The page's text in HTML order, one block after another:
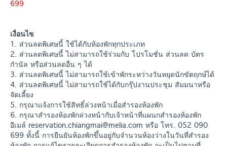
699
เงื่อนไข
1. ส่วนลดพิเศษนี้ ใช้ได้กับห้องพักทุกประเภท
2. ส่วนลดพิเศษนี้ ไม่สามารถใช้ร่วมกับ โปรโมชั่น ส่วนลด บัตร
กำนัล หรือส่วนลดอื่น ๆ ได้
3. ส่วนลดพิเศษนี้ ไม่สามารถใช้เข้าพักระหว่างวันหยุดนักขัตฤกษ์ได้
4. ส่วนลดพิเศษนี้ ไม่สามารถใช้ได้กับกรุ๊ปงานประชุม สัมมนาหรือ
จัดเลี้ยง
5. กรุณาแจ้งการใช้สิทธิ์ล่วงหน้าเมื่อสำรองห้องพัก
6. กรุณาสำรองห้องพักล่วงหน้ากับเจ้าหน้าที่แผนกสำรองห้องพัก
อีเมล์ reservation.chiangmai@melia.com หรือ โทร. 052 090
699 ทั้งนี้ การยืนยันห้องพักขึ้นอยู่กับจำนวนห้องว่างในวันที่สำรอง